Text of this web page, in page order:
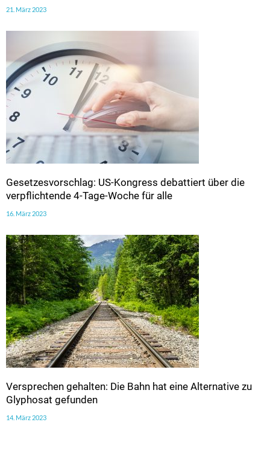
21. März 2023
Gesetzesvorschlag: US-Kongress debattiert über die
verpflichtende 4-Tage-Woche für alle
16. März 2023
Versprechen gehalten: Die Bahn hat eine Alternative zu
Glyphosat gefunden
14. März 2023